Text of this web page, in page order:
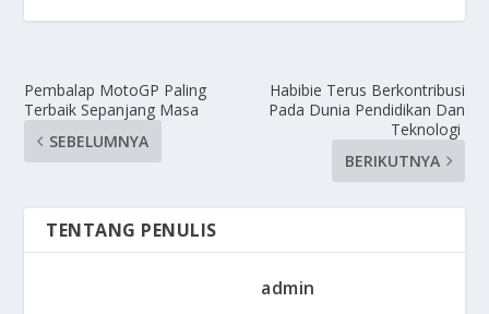
Pembalap MotoGP Paling
Terbaik Sepanjang Masa
SEBELUMNYA
Habibie Terus Berkontribusi
Pada Dunia Pendidikan Dan
Teknologi
BERIKUTNYA
TENTANG PENULIS
admin